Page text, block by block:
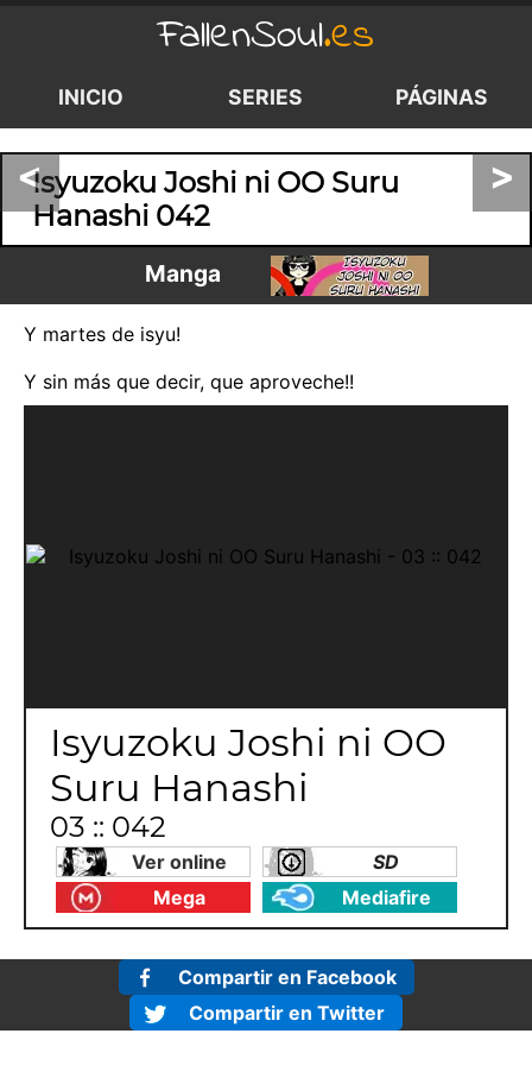
FallenSoul.es
INICIO SERIES PÁGINAS
< >
Isyuzoku Joshi ni OO Suru
Hanashi 042
Manga
Y martes de isyu!
Y sin más que decir, que aproveche!!
Isyuzoku Joshi ni OO
Suru Hanashi
03 :: 042
Ver online
SD
Mega
Mediafire
Compartir en Facebook
Compartir en Twitter